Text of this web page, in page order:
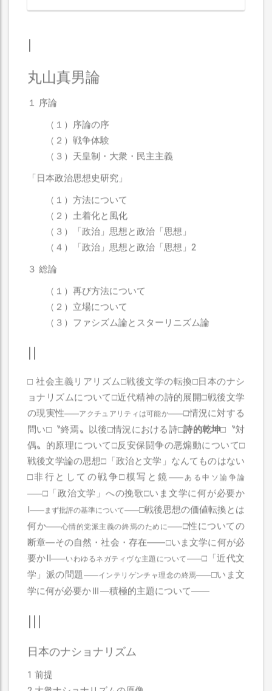
I
丸山真男論
１ 序論
（１）序論の序
（２）戦争体験
（３）天皇制・大衆・民主主義
「日本政治思想史研究」
（１）方法について
（２）土着化と風化
（３）「政治」思想と政治「思想」
（４）「政治」思想と政治「思想」2
３ 総論
（１）再び方法について
（２）立場について
（３）ファシズム論とスターリニズム論
II
□ 社会主義リアリズム□戦後文学の転換□日本のナシ
ョナリズムについて□近代精神の詩的展開□戦後文学
の現実性――アクチュアリティは可能か――□情況に対する
問い□〝終焉〟以後□情況における詩□詩的乾坤□〝対
偶〟的原理について□反安保闘争の悪煽動について□
戦後文学論の思想□「政治と文学」なんてものはない
□非行としての戦争□模写と鏡 ――ある中ソ論争論
――□「政治文学」への挽歌□いま文学に何が必要か
I――まず批評の基準について――□戦後思想の価値転換とは
何か――心情的党派主義の終焉のために――□性についての
断章―その自然・社会・存在――□いま文学に何が必
要かII――いわゆるネガティヴな主題について――□「近代文
学」派の問題 ――インテリゲンチャ理念の終焉――□いま文
学に何が必要かⅢ―積極的主題について――
III
日本のナショナリズム
1 前提